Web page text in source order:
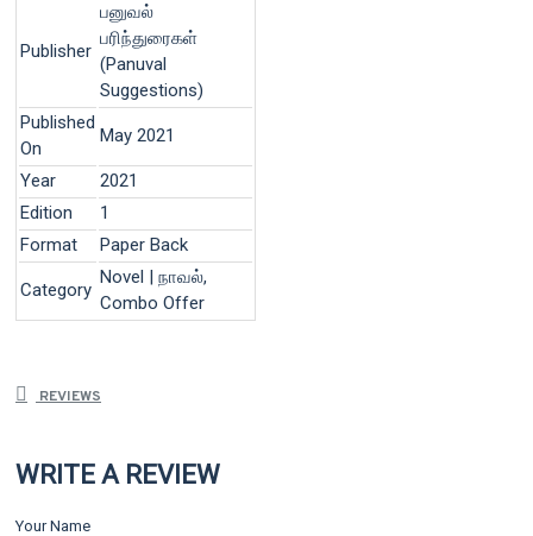
Publisher
பனுவல்
பரிந்துரைகள்
(Panuval
Suggestions)
Published
On
May 2021
Year
2021
Edition
1
Format
Paper Back
Category
Novel | நாவல்,
Combo Offer
REVIEWS
WRITE A REVIEW
Your Name